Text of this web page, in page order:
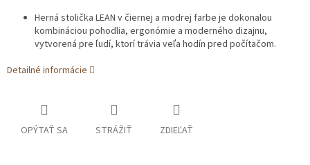
Herná stolička LEAN v čiernej a modrej farbe je dokonalou
kombináciou pohodlia, ergonómie a moderného dizajnu,
vytvorená pre ľudí, ktorí trávia veľa hodín pred počítačom.
Detailné informácie
OPÝTAŤ SA STRÁŽIŤ ZDIEĽAŤ